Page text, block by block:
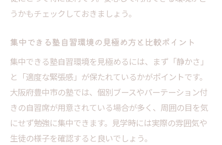
うかもチェックしておきましょう。
集中できる塾自習環境の見極め方と比較ポイント
集中できる塾自習環境を見極めるには、まず「静かさ」
と「適度な緊張感」が保たれているかがポイントです。
大阪府豊中市の塾では、個別ブースやパーテーション付
きの自習席が用意されている場合が多く、周囲の目を気
にせず勉強に集中できます。見学時には実際の雰囲気や
生徒の様子を確認すると良いでしょう。